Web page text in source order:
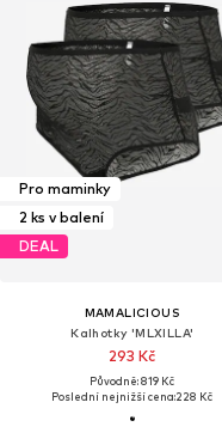
Pro maminky
2 ks v balení
DEAL
MAMALICIOUS
Kalhotky 'MLXILLA'
293 Kč
Původně: 819 Kč
Poslední nejnižší cena:228 Kč